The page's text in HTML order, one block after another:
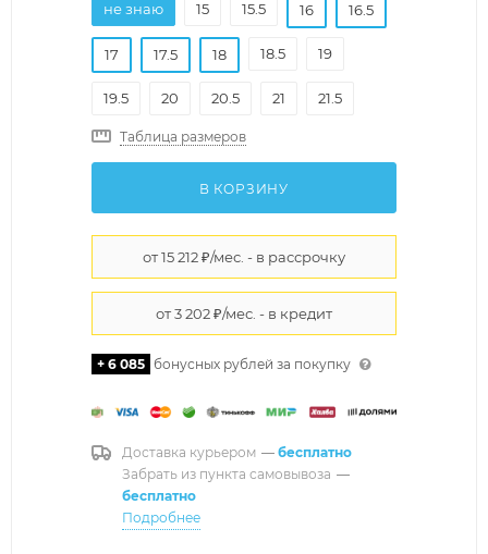
не знаю
15 15.5 16 16.5
17 17.5 18 18.5 19
19.5 20 20.5 21 21.5
Таблица размеров
В КОРЗИНУ
+ 6 085 бонусных рублей за покупку
Доставка курьером — бесплатно
Забрать из пункта самовывоза —
бесплатно
Подробнее